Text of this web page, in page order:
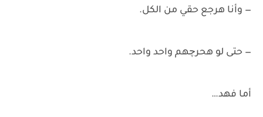
— وأنا هرجع حقي من الكل.
— حتى لو هحرچهم واحد واحد.
أما فهد…